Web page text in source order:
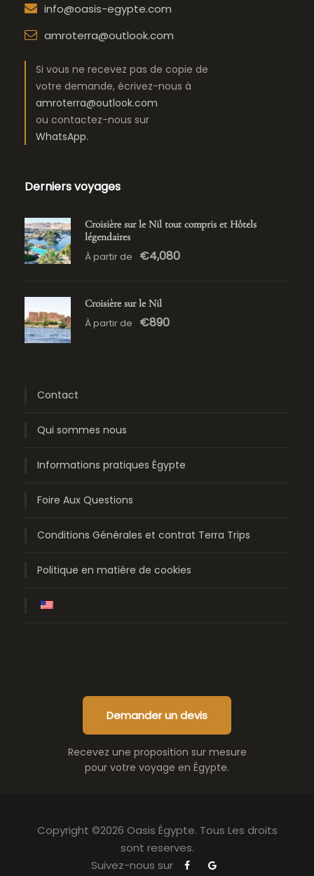
info@oasis-egypte.com
amroterra@outlook.com
Si vous ne recevez pas de copie de
votre demande, écrivez-nous à
amroterra@outlook.com
ou contactez-nous sur
WhatsApp.
Derniers voyages
Croisière sur le Nil tout compris et Hôtels
légendaires
À partir de €4,080
Croisière sur le Nil
À partir de €890
Contact
Qui sommes nous
Informations pratiques Égypte
Foire Aux Questions
Conditions Générales et contrat Terra Trips
Politique en matière de cookies
Demander un devis
Recevez une proposition sur mesure
pour votre voyage en Égypte.
Copyright ©2026 Oasis Égypte. Tous Les droits
sont reserves.
Suivez-nous sur